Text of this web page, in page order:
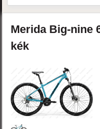
Merida Big-nine
kék